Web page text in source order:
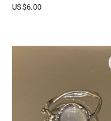
US$6.00